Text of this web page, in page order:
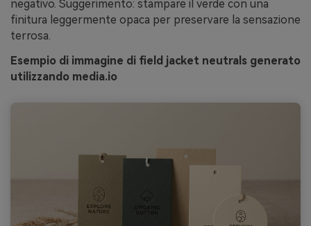
negativo. Suggerimento: stampare il verde con una
finitura leggermente opaca per preservare la sensazione
terrosa.
Esempio di immagine di field jacket neutrals generato
utilizzando media.io